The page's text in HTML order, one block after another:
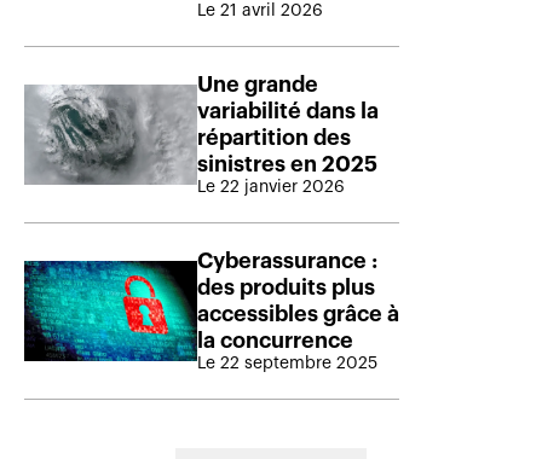
Le 21 avril 2026
Une grande
variabilité dans la
répartition des
sinistres en 2025
Le 22 janvier 2026
Cyberassurance :
des produits plus
accessibles grâce à
la concurrence
Le 22 septembre 2025